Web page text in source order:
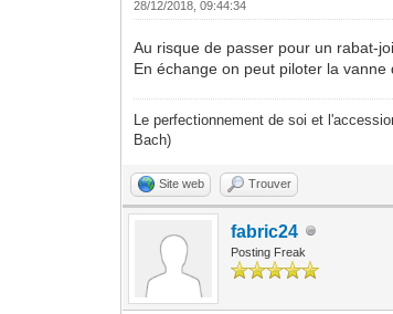
28/12/2018, 09:44:34
Au risque de passer pour un rabat-
En échange on peut piloter la
Le perfectionnement de soi et
Bach)
Site web Trouver
fabric24
Posting Freak